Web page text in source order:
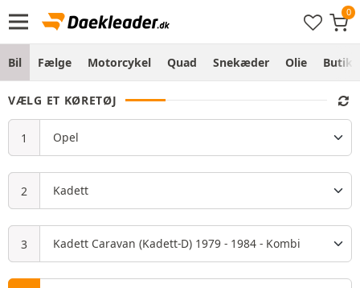
Bil Fælge Motorcykel Quad Snekæder Olie Butik
VÆLG ET KØRETØJ